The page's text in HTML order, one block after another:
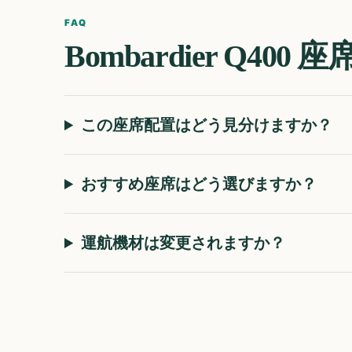
FAQ
Bombardier Q400 座
この座席配置はどう見分けますか？
おすすめ座席はどう選びますか？
運航機材は変更されますか？